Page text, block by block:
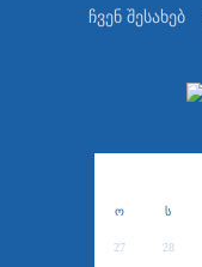
ჩვენ შესახებ
ო ს
27 28